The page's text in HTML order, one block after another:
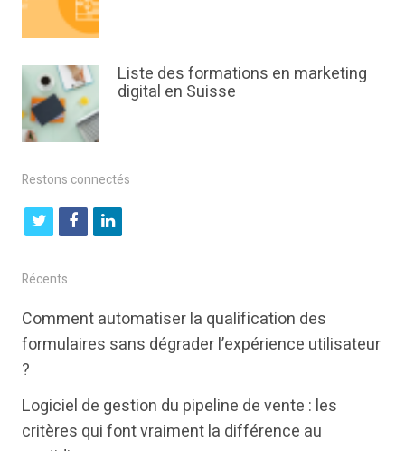
Liste des formations en marketing
digital en Suisse
Restons connectés
t
i
t
r
f
b
k
l
k
e
n
Récents
Comment automatiser la qualification des
formulaires sans dégrader l’expérience utilisateur
?
Logiciel de gestion du pipeline de vente : les
critères qui font vraiment la différence au